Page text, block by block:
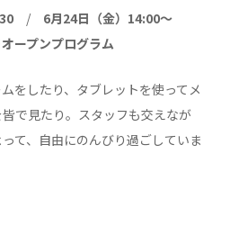
/ 6月24日（金）14:00～
ープンプログラム
をしたり、タブレットを使ってメ
で見たり。スタッフも交えなが
て、自由にのんびり過ごしていま